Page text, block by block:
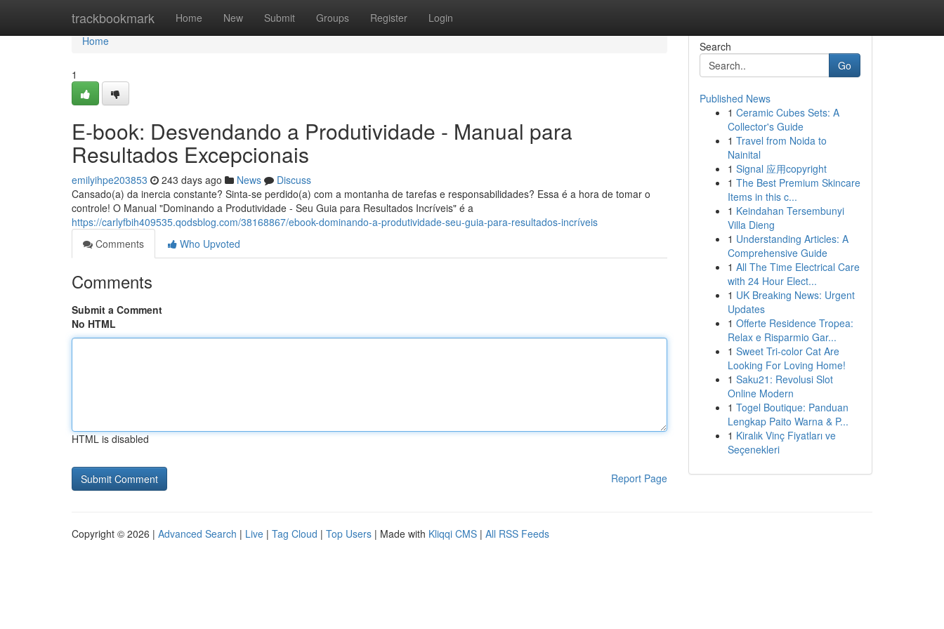
trackbookmark Home New Submit Groups Register Login
Home
Home
1
E-book: Desvendando a Produtividade - Manual para
Resultados Excepcionais
emilyihpe203853 243 days ago News
Discuss
Cansado(a) da inercia constante? Sinta-se perdido(a) com a montanha de tarefas e responsabilidades? Essa é a hora de tomar o
controle! O Manual "Dominando a Produtividade - Seu Guia para Resultados Incríveis" é a
https://carlyfbih409535.qodsblog.com/38168867/ebook-dominando-a-produtividade-seu-guia-para-resultados-incríveis
Comments
Who Upvoted
Comments
Submit a Comment
No HTML
HTML is disabled
Report Page
Search
Go
Published News
1 Ceramic Cubes Sets: A
Collector's Guide
1 Travel from Noida to
Nainital
1 Signal 应用copyright
1 The Best Premium Skincare
Items in this c...
1 Keindahan Tersembunyi
Villa Dieng
1 Understanding Articles: A
Comprehensive Guide
1 All The Time Electrical Care
with 24 Hour Elect...
1 UK Breaking News: Urgent
Updates
1 Offerte Residence Tropea:
Relax e Risparmio Gar...
1 Sweet Tri-color Cat Are
Looking For Loving Home!
1 Saku21: Revolusi Slot
Online Modern
1 Togel Boutique: Panduan
Lengkap Paito Warna & P...
1 Kiralık Vinç Fiyatları ve
Seçenekleri
Copyright © 2026 | Advanced Search | Live | Tag Cloud | Top Users | Made with Kliqqi CMS | All RSS Feeds